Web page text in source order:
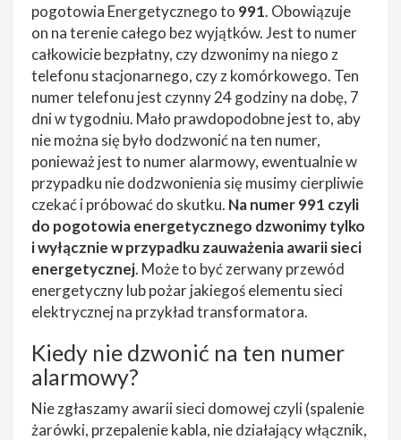
pogotowia Energetycznego to 991. Obowiązuje
on na terenie całego bez wyjątków. Jest to numer
całkowicie bezpłatny, czy dzwonimy na niego z
telefonu stacjonarnego, czy z komórkowego. Ten
numer telefonu jest czynny 24 godziny na dobę, 7
dni w tygodniu. Mało prawdopodobne jest to, aby
nie można się było dodzwonić na ten numer,
ponieważ jest to numer alarmowy, ewentualnie w
przypadku nie dodzwonienia się musimy cierpliwie
czekać i próbować do skutku. Na numer 991 czyli
do pogotowia energetycznego dzwonimy tylko
i wyłącznie w przypadku zauważenia awarii sieci
energetycznej. Może to być zerwany przewód
energetyczny lub pożar jakiegoś elementu sieci
elektrycznej na przykład transformatora.
Kiedy nie dzwonić na ten numer
alarmowy?
Nie zgłaszamy awarii sieci domowej czyli (spalenie
żarówki, przepalenie kabla, nie działający włącznik,